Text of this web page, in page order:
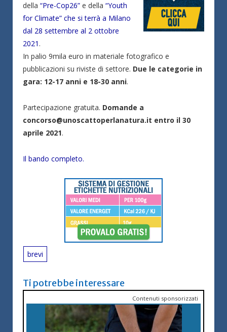
della “Pre-Cop26” e della “Youth
for Climate” che si terrà a Milano
dal 28 settembre al 2 ottobre
2021 .
In palio 9mila euro in materiale fotografico e
pubblicazioni su riviste di settore. Due le categorie in
gara: 12-17 anni e 18-30 anni.
Partecipazione gratuita. Domande a
concorso@unoscattoperlanatura.it entro il 30
aprile 2021.
Il bando completo.
brevi
Ti potrebbe interessare
Contenuti sponsorizzati